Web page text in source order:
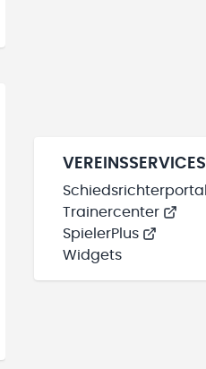
VEREINSSERVICES
Schiedsrichterportal
Trainercenter
SpielerPlus
Widgets